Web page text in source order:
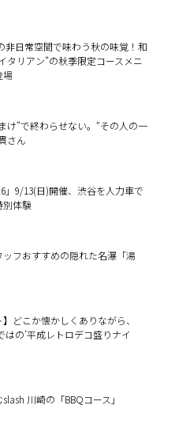
非日常空間で味わう秋の味覚！和
リアン”の秋季限定コースメニ
場
け”で終わらせない。“その人の一
さん
」9/13(日)開催、渋谷を人力車で
別体験
フおすすめの隠れた名瀑「湯
どこか懐かしくありながら、
はの’平成レトロデコ盛りナイ
川崎の「BBQコース」